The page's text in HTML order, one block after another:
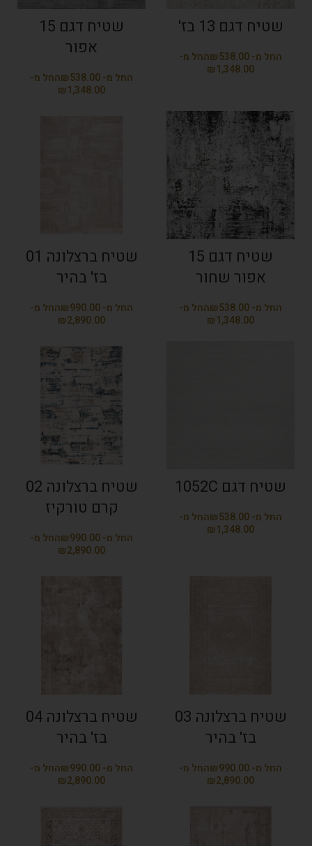
שטיח דגם 13 בז'
₪
₪
שטיח דגם 15
אפור
₪
₪
שטיח דגם 15
אפור שחור
₪
₪
שטיח ברצלונה 01
בז' בהיר
₪
₪
שטיח דגם 1052C
₪
₪
שטיח ברצלונה 02
קרם טורקיז
₪
₪
שטיח ברצלונה 03
בז' בהיר
₪
₪
שטיח ברצלונה 04
בז' בהיר
₪
₪